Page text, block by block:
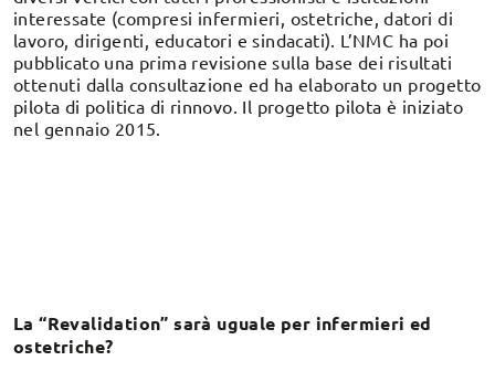
interessate (compresi infermieri, ostetriche, datori di
lavoro, dirigenti, educatori e sindacati). L’NMC ha poi
pubblicato una prima revisione sulla base dei risultati
ottenuti dalla consultazione ed ha elaborato un progetto
pilota di politica di rinnovo. Il progetto pilota è iniziato
nel gennaio 2015.
La “Revalidation” sarà uguale per infermieri ed
ostetriche?